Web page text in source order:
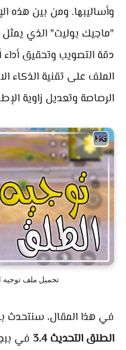
وأساليبها. ومن بين هذه
"ماجيك بوليت" الذي يمثل
دقة التصويب وتحقيق
الملف على تقنية الذكاء
الرصاصة وتعديل زاوية
تحميل ملف توجيه
في هذا المقال،
الطلق التحديث 3.4
في